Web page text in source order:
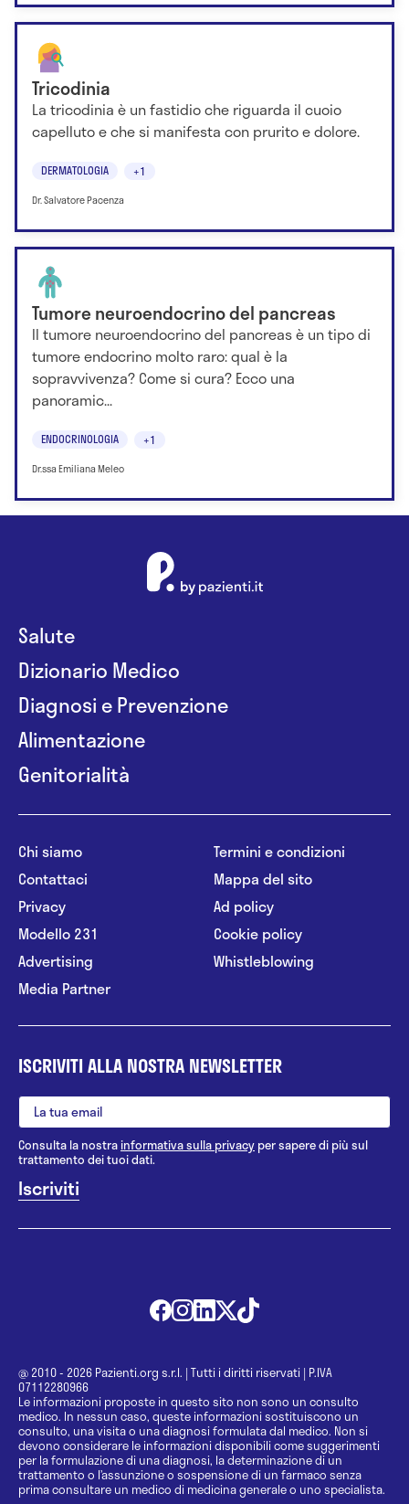
Tricodinia
La tricodinia è un fastidio che riguarda il cuoio
capelluto e che si manifesta con prurito e dolore.
DERMATOLOGIA +1
Dr. Salvatore Pacenza
Tumore neuroendocrino del pancreas
Il tumore neuroendocrino del pancreas è un tipo di
tumore endocrino molto raro: qual è la
sopravvivenza? Come si cura? Ecco una
panoramic...
ENDOCRINOLOGIA +1
Dr.ssa Emiliana Meleo
Salute
Dizionario Medico
Diagnosi e Prevenzione
Alimentazione
Genitorialità
Chi siamo
Contattaci
Privacy
Modello 231
Advertising
Media Partner
Termini e condizioni
Mappa del sito
Ad policy
Cookie policy
Whistleblowing
ISCRIVITI ALLA NOSTRA NEWSLETTER
Consulta la nostrainformativa sulla privacy per sapere di più sul
trattamento dei tuoi dati.
@ 2010 - 2026 Pazienti.org s.r.l. | Tutti i diritti riservati | P.IVA
07112280966
Le informazioni proposte in questo sito non sono un consulto
medico. In nessun caso, queste informazioni sostituiscono un
consulto, una visita o una diagnosi formulata dal medico. Non si
devono considerare le informazioni disponibili come suggerimenti
per la formulazione di una diagnosi, la determinazione di un
trattamento o l’assunzione o sospensione di un farmaco senza
prima consultare un medico di medicina generale o uno specialista.